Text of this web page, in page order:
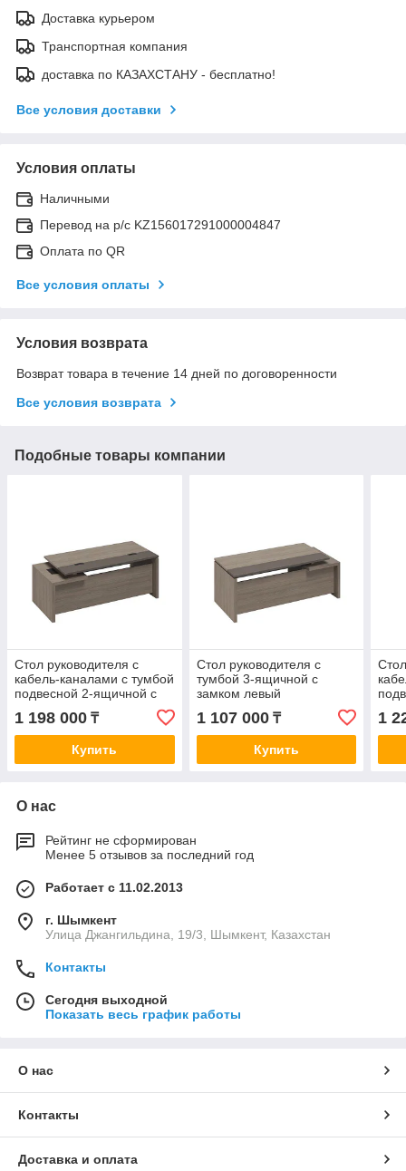
Доставка курьером
Транспортная компания
доставка по КАЗАХСТАНУ - бесплатно!
Все условия доставки
Условия оплаты
Наличными
Перевод на р/с KZ156017291000004847
Оплата по QR
Все условия оплаты
Условия возврата
Возврат товара в течение 14 дней по договоренности
Все условия возврата
Подобные товары компании
Стол руководителя с
кабель-каналами с тумбой
подвесной 2-ящичной с
замком правый
1 198 000 ₸
Купить
Стол руководителя с
тумбой 3-ящичной с
замком левый
1 107 000₸
Купить
1
О нас
Рейтинг не сформирован
Менее 5 отзывов за последний год
Работает с 11.02.2013
г. Шымкент
Улица Джангильдина, 19/3, Шымкент, Казахстан
Контакты
Сегодня выходной
Показать весь график работы
О нас
Контакты
Доставка и оплата